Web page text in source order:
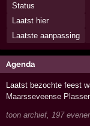
Status
Laatst hier
Laatste aanpassing
Agenda
Laatst bezochte feest
Maarsseveense
toon archief, 197